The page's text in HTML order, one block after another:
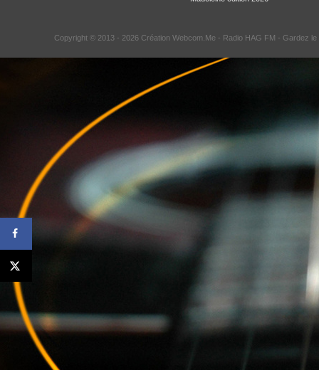
Copyright © 2013 - 2026 Création Webcom.Me - Radio HAG FM - Gardez le